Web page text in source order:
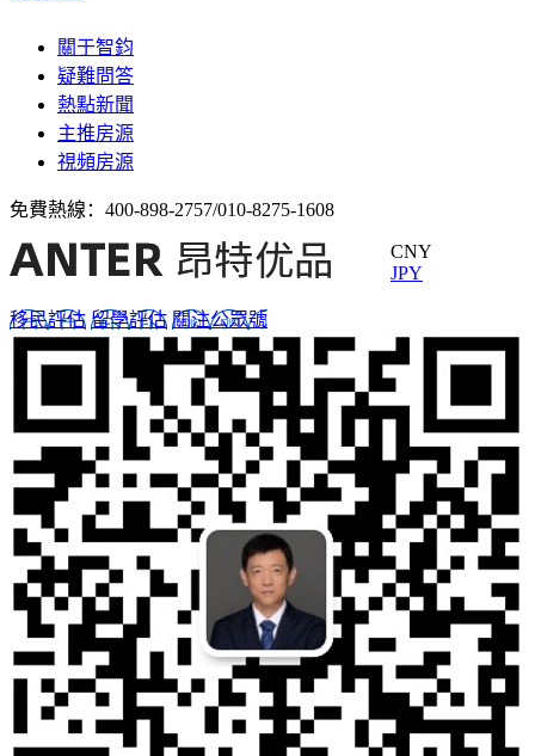
關于智鈞
疑難問答
熱點新聞
主推房源
視頻房源
免費熱線： 400-898-2757/010-8275-1608
CNY
JPY
移民評估 留學評估 關注公眾號